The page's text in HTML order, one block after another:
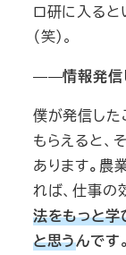
ロ研に入ると
（笑）。
――情報発信
僕が発信した
もらえると、
あります。 農
れば、仕事の
法をもっと学
と思うんです。